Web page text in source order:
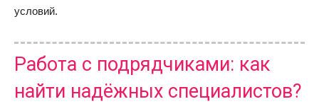
условий.
Работа с подрядчиками: как
найти надёжных специалистов?